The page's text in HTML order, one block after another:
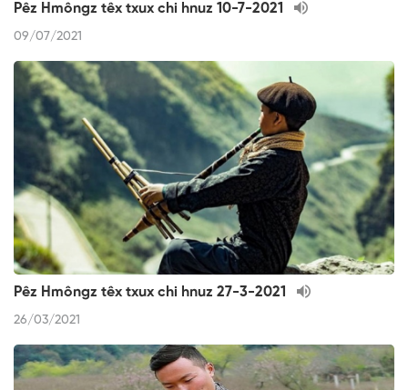
Pêz Hmôngz têx txux chi hnuz 10-7-2021
09/07/2021
Pêz Hmôngz têx txux chi hnuz 27-3-2021
26/03/2021